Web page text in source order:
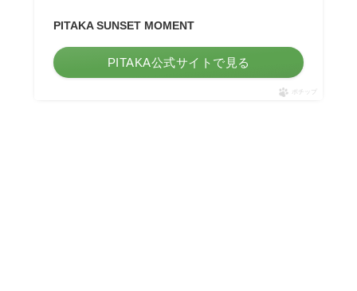
PITAKA SUNSET MOMENT
PITAKA公式サイトで見る
ポチップ